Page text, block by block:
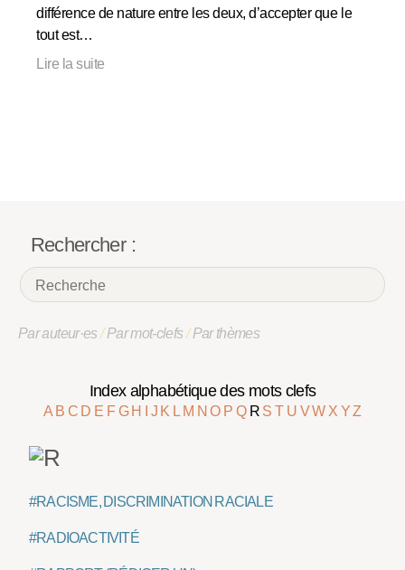
différence de nature entre les deux, d’accepter que le
tout est…
Lire la suite
Rechercher :
Par auteur·es/Par mot-clefs/Par thèmes
Index alphabétique des mots clefs
A B C D E F G H J K L M NO P Q R ST U VW X YZ
#RACISME, DISCRIMINATION RACIALE
#RADIOACTIVITÉ